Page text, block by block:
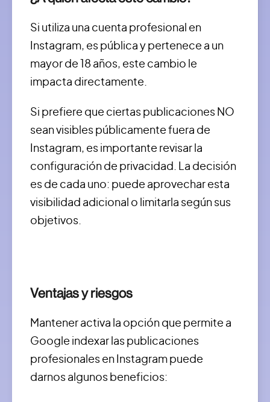
Si utiliza una cuenta profesional en
Instagram, es pública y pertenece a un
mayor de 18 años, este cambio le
impacta directamente.
Si prefiere que ciertas publicaciones NO
sean visibles públicamente fuera de
Instagram, es importante revisar la
configuración de privacidad. La decisión
es de cada uno: puede aprovechar esta
visibilidad adicional o limitarla según sus
objetivos.
Ventajas y riesgos
Mantener activa la opción que permite a
Google indexar las publicaciones
profesionales en Instagram puede
darnos algunos beneficios: